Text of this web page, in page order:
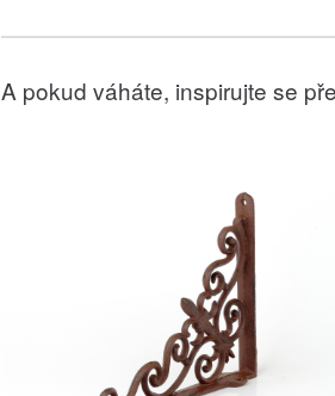
A pokud váháte, inspirujte se